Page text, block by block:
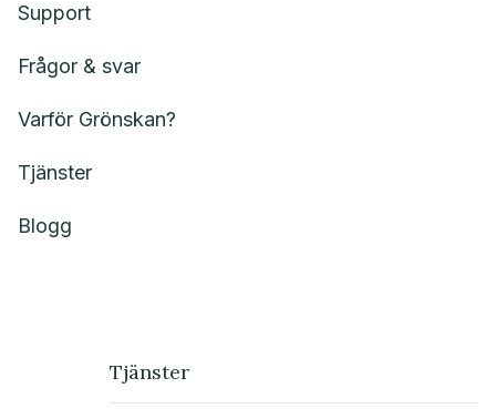
Support
Frågor & svar
Varför Grönskan?
Tjänster
Blogg
Tjänster